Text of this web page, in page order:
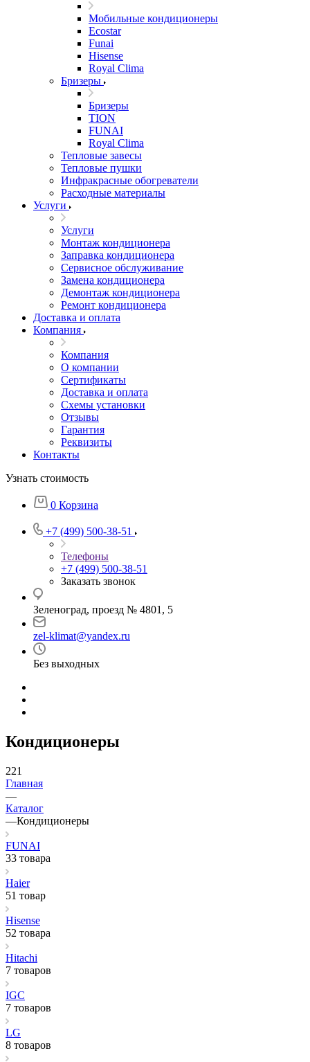
Мобильные кондиционеры
Ecostar
Funai
Hisense
Royal Clima
Бризеры
Бризеры
TION
FUNAI
Royal Clima
Тепловые завесы
Тепловые пушки
Инфракрасные обогреватели
Расходные материалы
Услуги
Услуги
Монтаж кондиционера
Заправка кондиционера
Сервисное обслуживание
Замена кондиционера
Демонтаж кондиционера
Ремонт кондиционера
Доставка и оплата
Компания
Компания
О компании
Сертификаты
Доставка и оплата
Схемы установки
Отзывы
Гарантия
Реквизиты
Контакты
Узнать стоимость
0 Корзина
+7 (499) 500-38-51
Телефоны
+7 (499) 500-38-51
Заказать звонок
Зеленоград, проезд № 4801, 5
zel-klimat@yandex.ru
Без выходных
Кондиционеры
221
Главная
—
Каталог
—Кондиционеры
FUNAI
33 товара
Haier
51 товар
Hisense
52 товара
Hitachi
7 товаров
IGC
7 товаров
LG
8 товаров